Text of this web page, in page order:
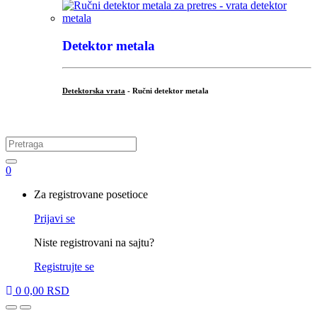
Detektor metala
Detektorska vrata - Ručni detektor metala
Search
for:
0
Za registrovane posetioce
Prijavi se
Niste registrovani na sajtu?
Registrujte se
0 0,00 RSD
OpenClose